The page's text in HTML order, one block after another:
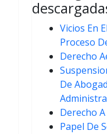
Vicios En
Proceso
Derecho
De
Derecho
Papel De